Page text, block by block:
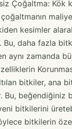
Çoğaltma: Kök
kesimler
Bu, daha fazla
aynı zamanda
bitkiler, ana
Bu, beğendiğiniz
bitkilerini
bitkilerin